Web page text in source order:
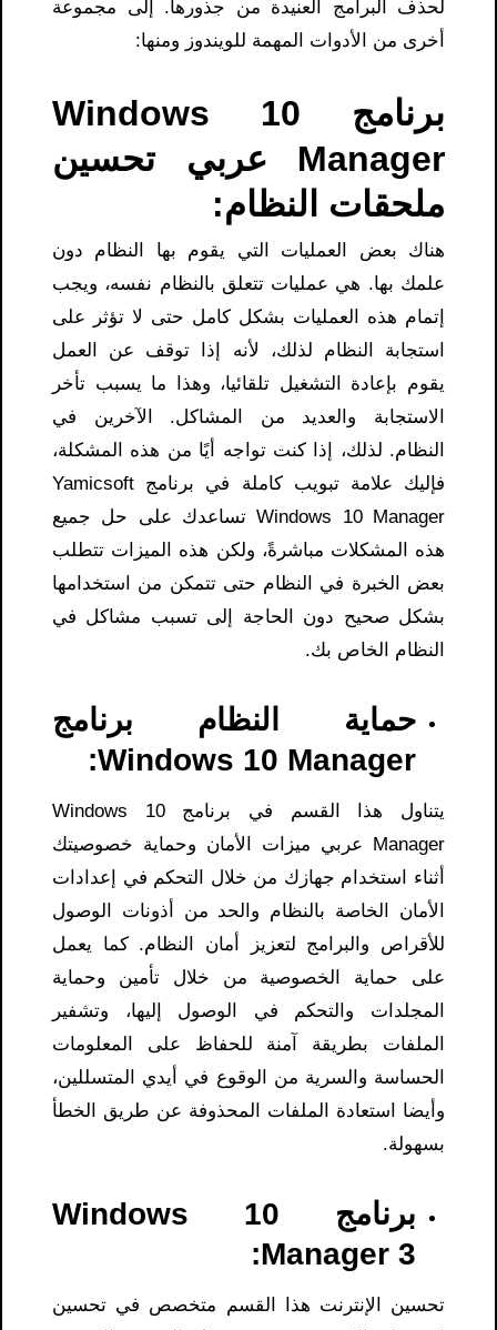
لحذف البرامج العنيدة من جذورها. إلى مجموعة
أخرى من الأدوات المهمة للويندوز ومنها:
برنامج Windows 10
Manager عربي تحسين
ملحقات النظام:
هناك بعض العمليات التي يقوم بها النظام دون
علمك بها. هي عمليات تتعلق بالنظام نفسه، ويجب
إتمام هذه العمليات بشكل كامل حتى لا تؤثر على
استجابة النظام لذلك، لأنه إذا توقف عن العمل
يقوم بإعادة التشغيل تلقائيا، وهذا ما يسبب تأخر
الاستجابة والعديد من المشاكل. الآخرين في
النظام. لذلك، إذا كنت تواجه أيًا من هذه المشكلة،
فإليك علامة تبويب كاملة في برنامج Yamicsoft
Windows 10 Manager تساعدك على حل جميع
هذه المشكلات مباشرةً، ولكن هذه الميزات تتطلب
بعض الخبرة في النظام حتى تتمكن من استخدامها
بشكل صحيح دون الحاجة إلى تسبب مشاكل في
النظام الخاص بك.
حماية النظام برنامج
Windows 10 Manager:
يتناول هذا القسم في برنامج Windows 10
Manager عربي ميزات الأمان وحماية خصوصيتك
أثناء استخدام جهازك من خلال التحكم في إعدادات
الأمان الخاصة بالنظام والحد من أذونات الوصول
للأقراص والبرامج لتعزيز أمان النظام. كما يعمل
على حماية الخصوصية من خلال تأمين وحماية
المجلدات والتحكم في الوصول إليها، وتشفير
الملفات بطريقة آمنة للحفاظ على المعلومات
الحساسة والسرية من الوقوع في أيدي المتسللين،
وأيضا استعادة الملفات المحذوفة عن طريق الخطأ
بسهولة.
برنامج Windows 10
Manager 3:
تحسين الإنترنت هذا القسم متخصص في تحسين